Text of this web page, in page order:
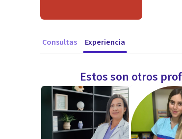
Consultas Experiencia
Estos son otros